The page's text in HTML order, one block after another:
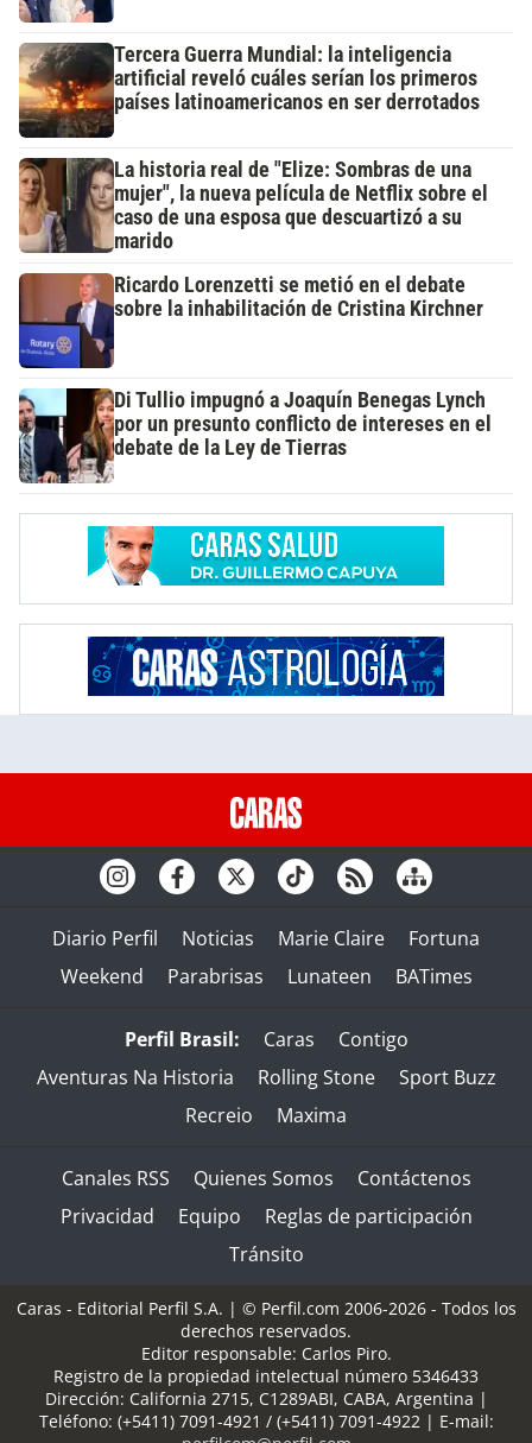
Tercera Guerra Mundial: la inteligencia
artificial reveló cuáles serían los primeros
países latinoamericanos en ser derrotados
La historia real de "Elize: Sombras de una
mujer", la nueva película de Netflix sobre el
caso de una esposa que descuartizó a su
marido
Ricardo Lorenzetti se metió en el debate
sobre la inhabilitación de Cristina Kirchner
Di Tullio impugnó a Joaquín Benegas Lynch
por un presunto conflicto de intereses en el
debate de la Ley de Tierras
Diario Perfil Noticias Marie Claire
Fortuna
Weekend
Parabrisas Lunateen BATimes
Perfil Brasil: Caras
Contigo
Aventuras Na Historia
Rolling Stone
Sport Buzz
Recreio
Maxima
Canales RSS Quienes Somos
Contáctenos
Privacidad
Equipo
Reglas de participación
Tránsito
Caras - Editorial Perfil S.A. | © Perfil.com 2006-2026 - Todos los
derechos reservados.
Editor responsable: Carlos Piro.
Registro de la propiedad intelectual número 5346433
Dirección: California 2715, C1289ABI, CABA, Argentina |
Teléfono: (+5411) 7091-4921 / (+5411) 7091-4922| E-mail: